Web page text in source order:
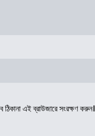
এই ব্রাউজারে সংরক্ষণ করুন।